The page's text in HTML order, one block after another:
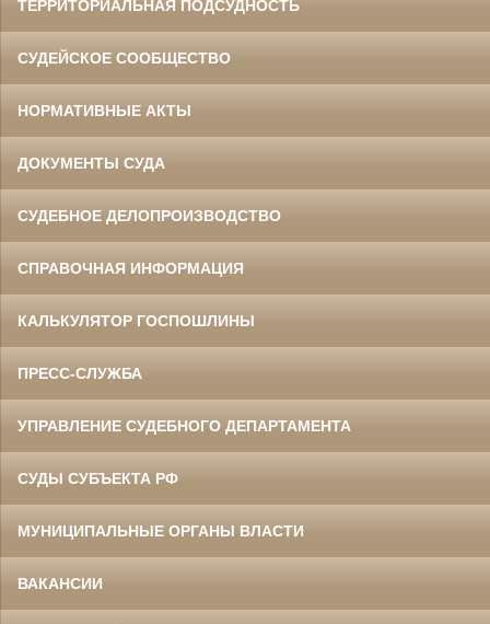
ТЕРРИТОРИАЛЬНАЯ ПОДСУДНОСТЬ
СУДЕЙСКОЕ СООБЩЕСТВО
НОРМАТИВНЫЕ АКТЫ
ДОКУМЕНТЫ СУДА
СУДЕБНОЕ ДЕЛОПРОИЗВОДСТВО
СПРАВОЧНАЯ ИНФОРМАЦИЯ
КАЛЬКУЛЯТОР ГОСПОШЛИНЫ
ПРЕСС-СЛУЖБА
УПРАВЛЕНИЕ СУДЕБНОГО ДЕПАРТАМЕНТА
СУДЫ СУБЪЕКТА РФ
МУНИЦИПАЛЬНЫЕ ОРГАНЫ ВЛАСТИ
ВАКАНСИИ